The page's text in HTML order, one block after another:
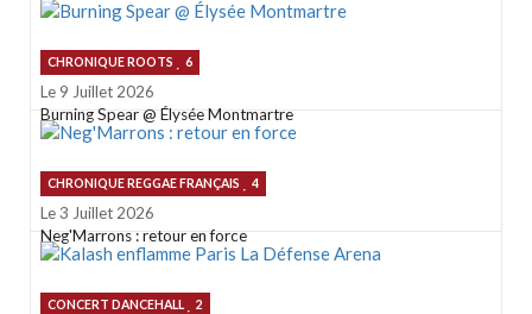
CHRONIQUE ROOTS 6
Le 9 Juillet 2026
Burning Spear @ Élysée Montmartre
CHRONIQUE REGGAE FRANÇAIS 4
Le 3 Juillet 2026
Neg'Marrons : retour en force
CONCERT DANCEHALL 2